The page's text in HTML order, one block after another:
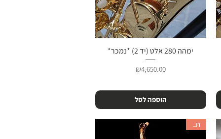
תצוגה מהירה ימהה 280 אלט (יד 2) *נמכר*
מחיר
₪4,650.00
הוספה לסל
חדש